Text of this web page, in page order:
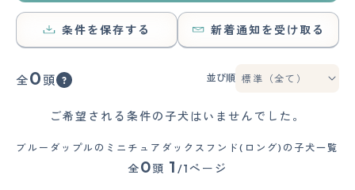
条件を保存する 新着通知を受け取る
全0 頭 並び順
ご希望される条件の子犬はいませんでした。
ブルーダップルのミニチュアダックスフンド(ロング)の子犬一覧
全0頭 1 /1ページ